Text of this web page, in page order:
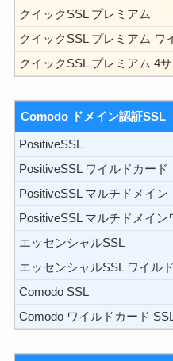
クイックSSL プレミアム
クイックSSL プレミアム ワ
クイックSSL プレミアム 4
Comodo ドメイン認証SSL
PositiveSSL
PositiveSSL ワイルドカード
PositiveSSL マルチドメイン
PositiveSSL マルチドメイン
エッセンシャルSSL
エッセンシャルSSL ワイル
Comodo SSL
Comodo ワイルドカード